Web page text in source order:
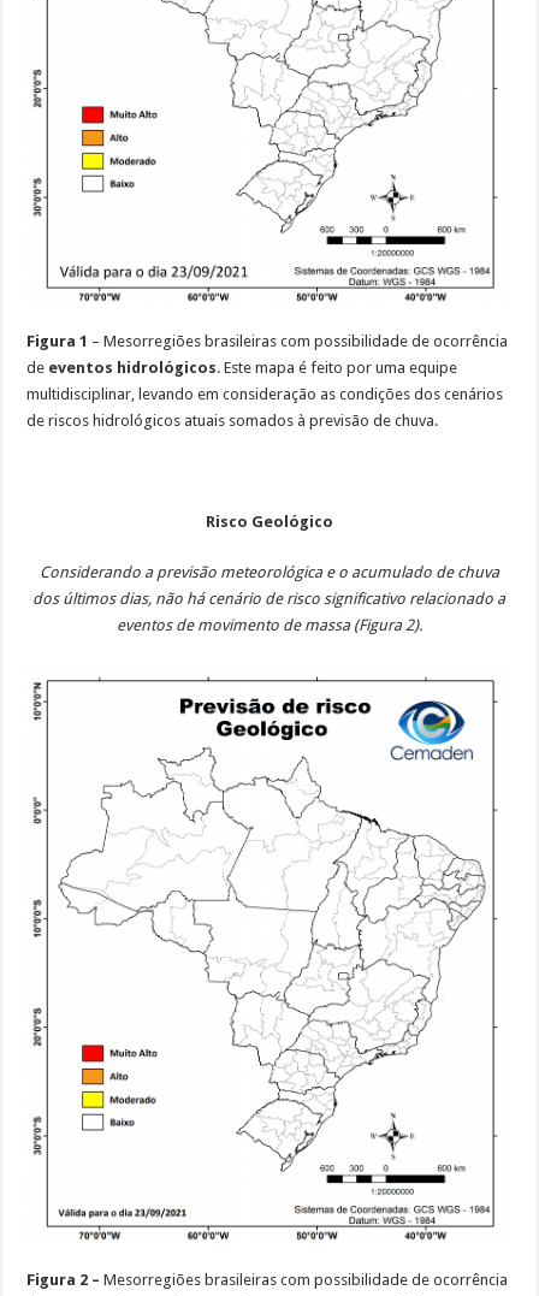
Figura 1 – Mesorregiões brasileiras com possibilidade de ocorrência
de eventos hidrológicos. Este mapa é feito por uma equipe
multidisciplinar, levando em consideração as condições dos cenários
de riscos hidrológicos atuais somados à previsão de chuva.
Risco Geológico
Considerando a previsão meteorológica e o acumulado de chuva
dos últimos dias, não há cenário de risco significativo relacionado a
eventos de movimento de massa (Figura 2).
Figura 2 – Mesorregiões brasileiras com possibilidade de ocorrência